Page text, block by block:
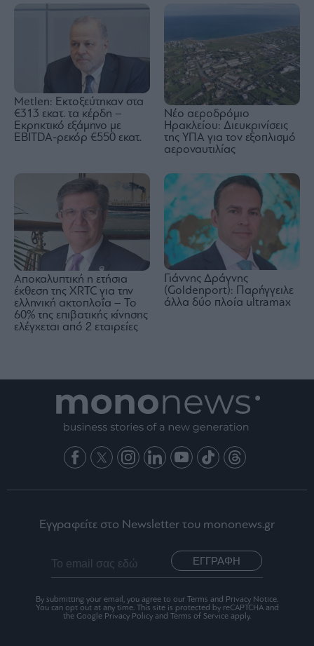
Metlen: Εκτοξεύτηκαν στα
€313 εκατ. τα κέρδη –
Εκρηκτικό εξάμηνο με
EBITDA-ρεκόρ €550 εκατ.
Νέο αεροδρόμιο
Ηρακλείου: Διευκρινίσεις
της ΥΠΑ για τον εξοπλισμό
αεροναυτιλίας
Αποκαλυπτική η ετήσια
έκθεση της XRTC για την
ελληνική ακτοπλοΐα – Το
60% της επιβατικής κίνησης
ελέγχεται από 2 εταιρείες
Γιάννης Δράγνης
(Goldenport): Παρήγγειλε
άλλα δύο πλοία ultramax
Εγγραφείτε στο Newsletter του mononews.gr
ΕΓΓΡΑΦΗ
By submitting your email, you agree to our Terms and Privacy Notice.
You can opt out at any time. This site is protected by reCAPTCHA and
the Google Privacy Policy and Terms of Service apply.